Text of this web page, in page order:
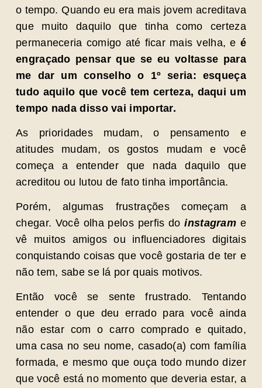
o tempo. Quando eu era mais jovem acreditava
que muito daquilo que tinha como certeza
permaneceria comigo até ficar mais velha, e é
engraçado pensar que se eu voltasse para
me dar um conselho o 1º seria: esqueça
tudo aquilo que você tem certeza, daqui um
tempo nada disso vai importar.
As prioridades mudam, o pensamento e
atitudes mudam, os gostos mudam e você
começa a entender que nada daquilo que
acreditou ou lutou de fato tinha importância.
Porém, algumas frustrações começam a
chegar. Você olha pelos perfis doinstagram e
vê muitos amigos ou influenciadores digitais
conquistando coisas que você gostaria de ter e
não tem, sabe se lá por quais motivos.
Então você se sente frustrado. Tentando
entender o que deu errado para você ainda
não estar com o carro comprado e quitado,
uma casa no seu nome, casado(a) com família
formada, e mesmo que ouça todo mundo dizer
que você está no momento que deveria estar, a